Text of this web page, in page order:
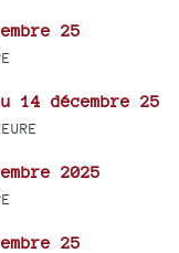
25
14 décembre 25
2025
25